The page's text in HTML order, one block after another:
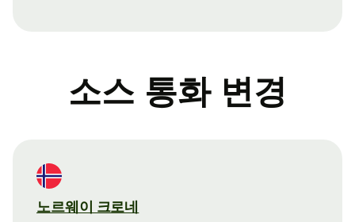
소스 통화 변경
노르웨이 크로네